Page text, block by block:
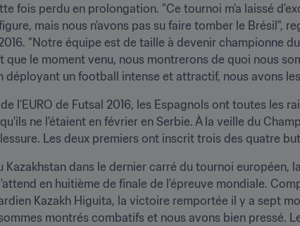
fois perdu en prolongation. "Ce tournoi m'a laissé
mais nous n'avons pas su faire tomber le Brésil",
"Notre équipe est de taille à devenir championne
que le moment venu, nous montrerons de quoi nous
déployant un football intense et attractif, nous avons
l'EURO de Futsal 2016, les Espagnols ont toutes les
ne l'étaient en février en Serbie. À la veille du
Les deux premiers ont inscrit trois des quatre
Kazakhstan dans le dernier carré du tournoi européen, la
en huitième de finale de l'épreuve mondiale.
Kazakh Higuita, la victoire remportée il y a sept
montrés combatifs et nous avons bien pressé.